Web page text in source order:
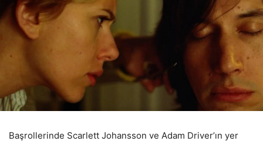
Başrollerinde Scarlett Johansson ve Adam Driver’ın yer